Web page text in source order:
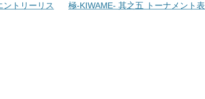
ントリーリス
極-KIWAME- 其之五 トーナメント表